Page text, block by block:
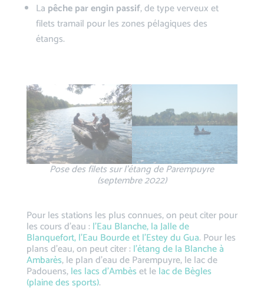
La pêche par engin passif, de type verveux et
filets tramail pour les zones pélagiques des
étangs.
Pose des filets sur l’étang de Parempuyre
(septembre 2022)
Pour les stations les plus connues, on peut citer pour
les cours d’eau :l’Eau Blanche, la Jalle de
Blanquefort, l’Eau Bourde et l’Estey du Gua. Pour les
plans d’eau, on peut citer :l’étang de la Blanche à
Ambarès, le plan d’eau de Parempuyre, le lac de
Padouens,les lacs d’Ambèset lelac de Bègles
(plaine des sports).